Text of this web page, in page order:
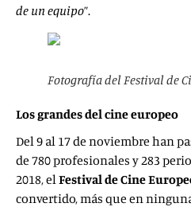
de un equipo”.
Fotografía del Festival de
Los grandes del cine europeo
Del 9 al 17 de noviembre han
de 780 profesionales y 283
2018, elFestival de Cine
convertido, más que en